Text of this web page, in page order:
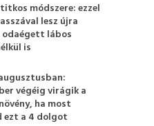
módszere: ezzel
lesz újra
lábos
is
végéig virágik a
ha most
a 4 dolgot